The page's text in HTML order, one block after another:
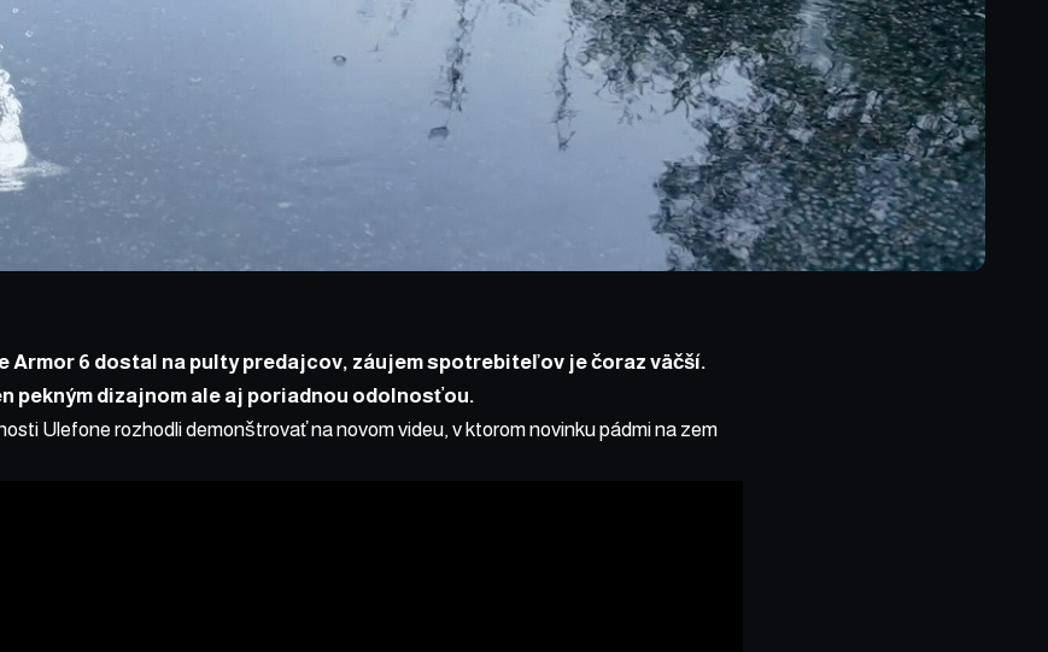
Armor 6 dostal na pulty predajcov, záujem spotrebiteľov je čoraz väčší.
pekným dizajnom ale aj poriadnou odolnosťou.
Ulefone rozhodli demonštrovať na novom videu, v ktorom novinku pádmi na zem